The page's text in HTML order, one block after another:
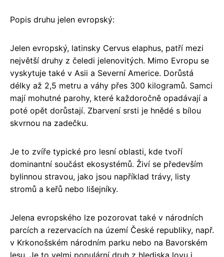
Popis druhu jelen evropský:
Jelen evropský, latinsky Cervus elaphus, patří mezi
největší druhy z čeledi jelenovitých. Mimo Evropu se
vyskytuje také v Asii a Severní Americe. Dorůstá
délky až 2,5 metru a váhy přes 300 kilogramů. Samci
mají mohutné parohy, které každoročně opadávají a
poté opět dorůstají. Zbarvení srsti je hnědé s bílou
skvrnou na zadečku.
Je to zvíře typické pro lesní oblasti, kde tvoří
dominantní součást ekosystémů. Živí se především
bylinnou stravou, jako jsou například trávy, listy
stromů a keřů nebo lišejníky.
Jelena evropského lze pozorovat také v národních
parcích a rezervacích na území České republiky, např.
v Krkonošském národním parku nebo na Bavorském
lesu. Je to velmi populární druh z hlediska lovu i